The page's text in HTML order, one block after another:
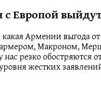
с Европой
Армении выгода от
Макроном,
нас резко обостряются
жестких